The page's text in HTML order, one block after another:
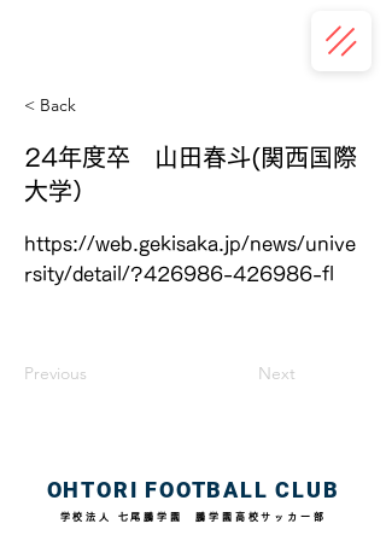
< Back
24年度卒 山田春斗(関西国際
大学）
https://web.gekisaka.jp/news/unive
rsity/detail/?426986-426986-fl
Previous Next
OHTORI FOOTBALL CLUB
学校法人 七尾鵬学園 鵬学園高校サッカー部